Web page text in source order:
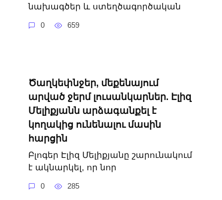
նախագծեր և ստեղծագործական
0 659
Ծաղկեփնջեր, մեքենայում
արված ջերմ լուսանկարներ. Էլիզ
Մելիքյանն արձագանքել է
կողակից ունենալու մասին
հարցին
Բլոգեր Էլիզ Մելիքյանը շարունակում
է ակնարկել, որ նոր
0 285